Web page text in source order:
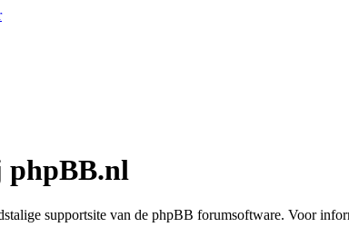
phpBB.nl
supportsite van de phpBB forumsoftware. Voor